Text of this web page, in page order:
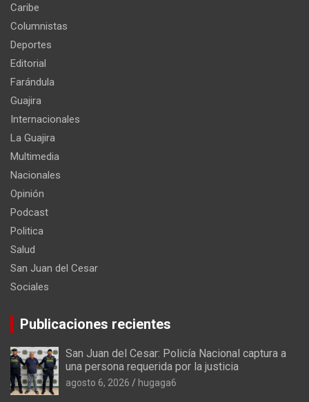
Caribe
Columnistas
Deportes
Editorial
Farándula
Guajira
Internacionales
La Guajira
Multimedia
Nacionales
Opinión
Podcast
Politica
Salud
San Juan del Cesar
Sociales
Publicaciones recientes
San Juan del Cesar: Policía Nacional captura a
una persona requerida por la justicia
agosto 6, 2026 hugaga6